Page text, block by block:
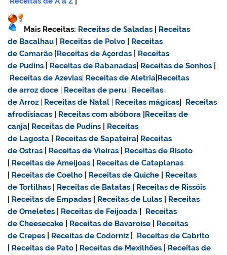
Mais Receitas: Receitas de Saladas
Receitas
de Bacalhau
Receitas de Polvo
Receitas
de Camarão
Receitas de Açordas
Receitas
de Pudins
Receitas de Rabanadas Receitas de Sonhos
Receitas de Azevias Receitas de Aletria Receitas
dearroz doce Receitas de peru
Receitas
de Arroz
Receitas de Natal Receitas mágicas
Receitas
afrodisiacas
Receitas com abóbora
Receitas de
canja
Receitas de Pudins
Receitas
de Lagosta
Receitas de Sapateira
Receitas
de Ostras
Receitas de Vieiras
Receitas de Risoto
Receitas de Ameijoas
Receitas de Cataplanas
Receitas de Coelho Receitas de Quiche
Receitas
de Tortilhas
Receitas de Batatas
Receitas de Rissóis
Receitas de Empadas Receitas de Lulas
Receitas
de Omeletes
Receitas de Feijoada
Receitas
de Cheesecake
Receitas de Bavaroise
Receitas
de Crepes
Receitas de Codorniz
Receitas de Cabrito
Receitas de Pato Receitas de Mexilhões
Receitas de